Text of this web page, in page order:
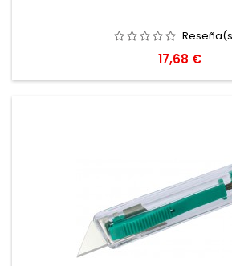
Precio
17,68 €